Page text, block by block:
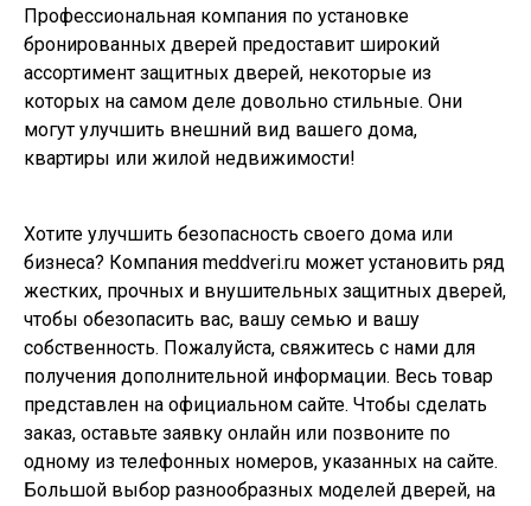
Профессиональная компания по установке
бронированных дверей предоставит широкий
ассортимент защитных дверей, некоторые из
которых на самом деле довольно стильные. Они
могут улучшить внешний вид вашего дома,
квартиры или жилой недвижимости!
Хотите улучшить безопасность своего дома или
бизнеса? Компания meddveri.ru может установить ряд
жестких, прочных и внушительных защитных дверей,
чтобы обезопасить вас, вашу семью и вашу
собственность. Пожалуйста, свяжитесь с нами для
получения дополнительной информации. Весь товар
представлен на официальном сайте. Чтобы сделать
заказ, оставьте заявку онлайн или позвоните по
одному из телефонных номеров, указанных на сайте.
Большой выбор разнообразных моделей дверей, на